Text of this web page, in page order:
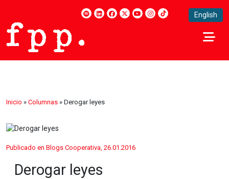
English
Inicio » Columnas » Derogar leyes
Publicado en Blogs Cooperativa, 26.01.2016
Derogar leyes